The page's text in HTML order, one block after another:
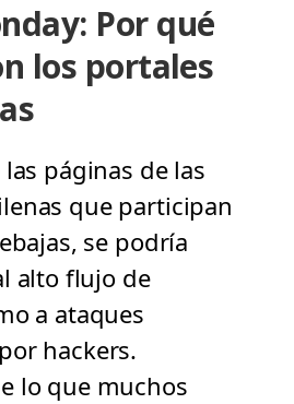
Por qué
los portales
páginas de las
que participan
se podría
alto flujo de
a ataques
hackers.
lo que muchos